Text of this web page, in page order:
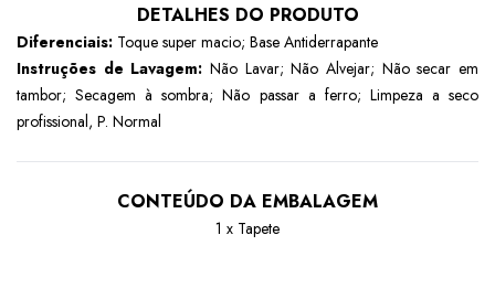
DETALHES DO PRODUTO
Diferenciais: Toque super macio; Base Antiderrapante
Instruções de Lavagem: Não Lavar; Não Alvejar; Não secar em
tambor; Secagem à sombra; Não passar a ferro; Limpeza a seco
profissional, P. Normal
CONTEÚDO DA EMBALAGEM
1 x Tapete